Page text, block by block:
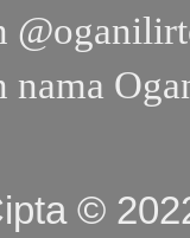
nama
©